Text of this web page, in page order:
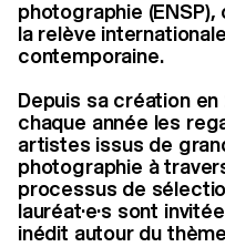
photographie
la relève
contemporaine.
Depuis sa création
chaque année les
artistes issus de
photographie à
processus de
lauréat·e·s sont
inédit autour du